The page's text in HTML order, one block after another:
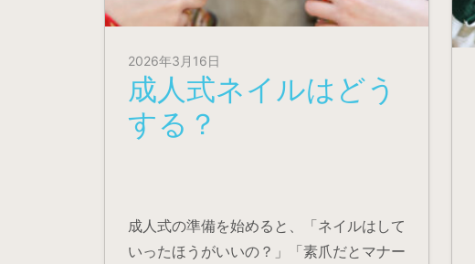
2026年3月16日
成人式ネイルはどう
する？
成人式の準備を始めると、「ネイルはして
いったほうがいいの？」「素爪だとマナー